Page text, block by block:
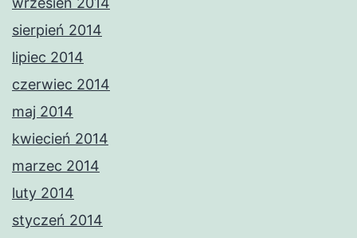
sierpień 2014
lipiec 2014
czerwiec 2014
maj 2014
kwiecień 2014
marzec 2014
luty 2014
styczeń 2014